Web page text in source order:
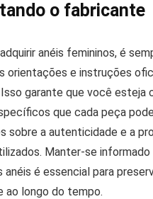
o fabricante
anéis femininos, é
orientações e instruções
garante que você esteja
que cada peça
sobre a autenticidade e a
Manter-se informado
é essencial para
ao longo do tempo.